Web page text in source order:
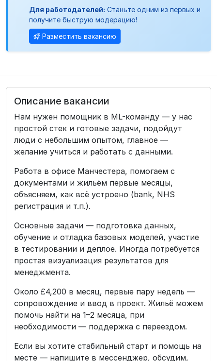
Для работодателей: Станьте одним из первых и
получите быструю модерацию!
Разместить вакансию
Описание вакансии
Нам нужен помощник в ML-команду — у нас
простой стек и готовые задачи, подойдут
люди с небольшим опытом, главное —
желание учиться и работать с данными.
Работа в офисе Манчестера, помогаем с
документами и жильём первые месяцы,
объясняем, как всё устроено (bank, NHS
регистрация и т.п.).
Основные задачи — подготовка данных,
обучение и отладка базовых моделей, участие
в тестировании и деплое. Иногда потребуется
простая визуализация результатов для
менеджмента.
Около £4,200 в месяц, первые пару недель —
сопровождение и ввод в проект. Жильё можем
помочь найти на 1–2 месяца, при
необходимости — поддержка с переездом.
Если вы хотите стабильный старт и помощь на
месте — напишите в мессенджер, обсудим,